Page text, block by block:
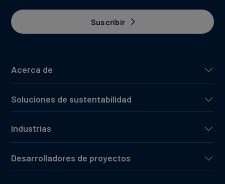
Acerca de
Soluciones de sustentabilidad
Industrias
Desarrolladores de proyectos
Suscribir